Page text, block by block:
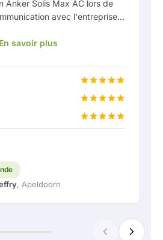
Anker Solis Max AC lors de
avec l'entreprise,
Rico m'a tenu bien informé de
convenu de la livraison, on
gratuitement une connexion
la batterie
En bref : une entreprise très
En savoir plus
, Apeldoorn